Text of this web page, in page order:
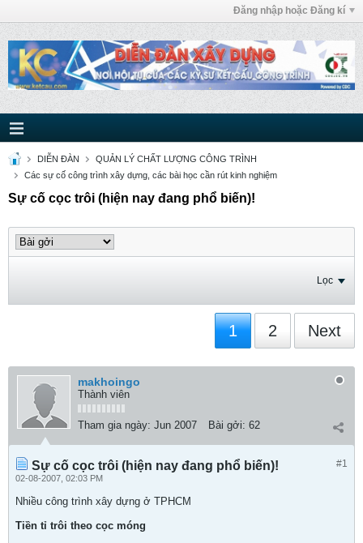
Đăng nhập hoặc Đăng kí
DIỄN ĐÀN
QUẢN LÝ CHẤT LƯỢNG CÔNG TRÌNH
Các sự cố công trình xây dựng, các bài học cần rút kinh nghiệm
Sự cố cọc trôi (hiện nay đang phổ biến)!
Lọc
1 2 Next
makhoingo
Thành viên
Tham gia ngày: Jun 2007 Bài gởi: 62
#1
Sự cố cọc trôi (hiện nay đang phổ biến)!
02-08-2007, 02:03 PM
Nhiều công trình xây dựng ở TPHCM
Tiền tỉ trôi theo cọc móng